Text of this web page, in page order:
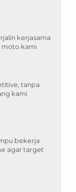
kerjasama
moto kami
tanpa
kami
bekerja
agar target